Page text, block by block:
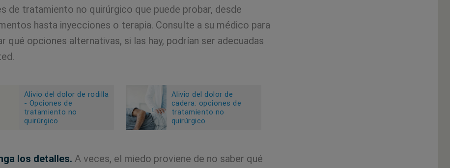
de tratamiento no quirúrgico que puede probar, desde
hasta inyecciones o terapia. Consulte a su médico para
qué opciones alternativas, si las hay, podrían ser adecuadas
Alivio del dolor de rodilla
- Opciones de
tratamiento no
quirúrgico
Alivio del dolor de
cadera: opciones de
tratamiento no
quirúrgico
los detalles. A veces, el miedo proviene de no saber qué